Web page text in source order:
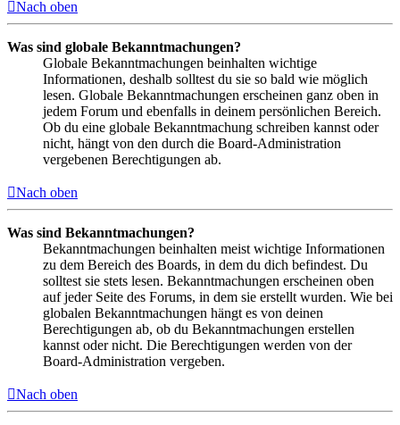
Nach oben
Was sind globale Bekanntmachungen?
Globale Bekanntmachungen beinhalten wichtige
Informationen, deshalb solltest du sie so bald wie möglich
lesen. Globale Bekanntmachungen erscheinen ganz oben in
jedem Forum und ebenfalls in deinem persönlichen Bereich.
Ob du eine globale Bekanntmachung schreiben kannst oder
nicht, hängt von den durch die Board-Administration
vergebenen Berechtigungen ab.
Nach oben
Was sind Bekanntmachungen?
Bekanntmachungen beinhalten meist wichtige Informationen
zu dem Bereich des Boards, in dem du dich befindest. Du
solltest sie stets lesen. Bekanntmachungen erscheinen oben
auf jeder Seite des Forums, in dem sie erstellt wurden. Wie bei
globalen Bekanntmachungen hängt es von deinen
Berechtigungen ab, ob du Bekanntmachungen erstellen
kannst oder nicht. Die Berechtigungen werden von der
Board-Administration vergeben.
Nach oben